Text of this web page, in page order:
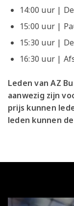
14:00 uur |
15:00 uur |
15:30 uur |
16:30 uur |
Leden van AZ
aanwezig zijn
prijs kunnen
leden kunnen